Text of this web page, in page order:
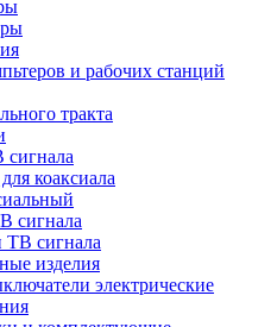
и рабочих станций
тракта
сигнала
коаксиала
сигнала
ТВ сигнала
изделия
электрические